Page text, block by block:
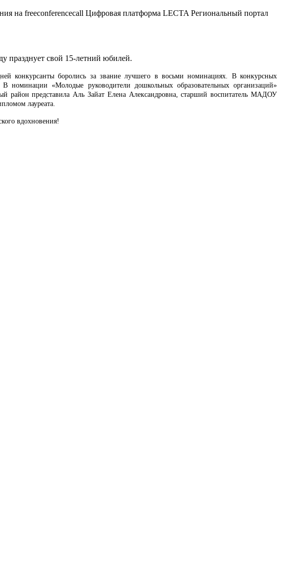
на freeconferencecall Цифровая платформа LECTA Региональный портал
празднует свой 15-летний юбилей.
конкурсанты боролись за звание лучшего в восьми номинациях. В конкурсных
номинации «Молодые руководители дошкольных образовательных организаций»
район представила Аль Зайат Елена Александровна, старший воспитатель МАДОУ
лауреата.
вдохновения!